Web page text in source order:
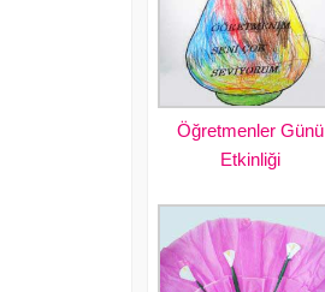
Öğretmenler Günü
Etkinliği